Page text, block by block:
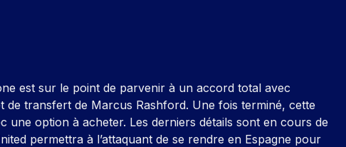
est sur le point de parvenir à un accord total avec
transfert de Marcus Rashford. Une fois terminé, cette
une option à acheter. Les derniers détails sont en cours de
permettra à l’attaquant de se rendre en Espagne pour